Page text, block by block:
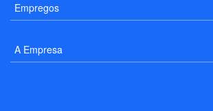
Empregos
A Empresa